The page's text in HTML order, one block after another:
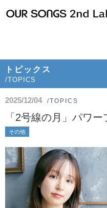
トピックス
/TOPICS
2025/12/04 /TOPICS
「2号線の月」パワ
その他